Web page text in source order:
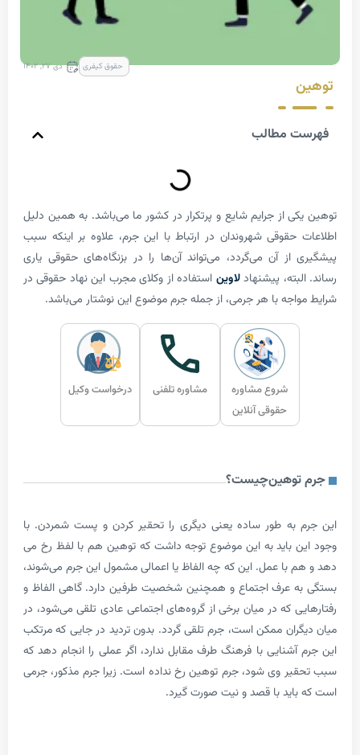
حقوق کیفری دی ۲۷, ۱۴۰۲
مطالب
از جرایم شایع و پرتکرار در کشور ما می­‌باشد. به همین دلیل
حقوقی شهروندان در ارتباط با این جرم، علاوه بر این­که سبب
از آن می­‌گردد، می‌­تواند آن‌­ها را در بزنگاه­‌های حقوقی یاری
پیشنهادلاوین استفاده از وکلای مجرب این نهاد حقوقی در
با هر جرمی، از جمله جرم موضوع این نوشتار می‌­باشد.
مشاوره تلفنی درخواست وکیل
چیست؟
به طور ساده یعنی دیگری را تحقیر کردن و پست شمردن. با
باید به این موضوع توجه داشت که توهین هم با لفظ رخ می­‌
با عمل. این که چه الفاظ یا اعمالی مشمول این جرم می­‌شوند،
عرف اجتماع و همچنین شخصیت طرفین دارد. گاهی الفاظ و
که در میان برخی از گروه‌­های اجتماعی عادی تلقی می­‌شود، در
ممکن است، جرم تلقی گردد. بدون تردید در جایی که مرتکب
با فرهنگ طرف مقابل ندارد، اگر عملی را انجام دهد که
وی شود، جرم توهین رخ نداده است. زیرا جرم مذکور، جرمی
با قصد و نیت صورت گیرد.